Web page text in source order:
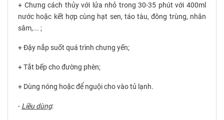
+ Chưng cách thủy với lửa nhỏ trong 30-35 phút với 400ml
nước hoặc kết hợp cùng hạt sen, táo tàu, đông trùng, nhân
sâm,... ;
+ Đậy nắp suốt quá trình chưng yến;
+ Tắt bếp cho đường phèn;
+ Dùng nóng hoặc để nguội cho vào tủ lạnh.
- Liều dùng: